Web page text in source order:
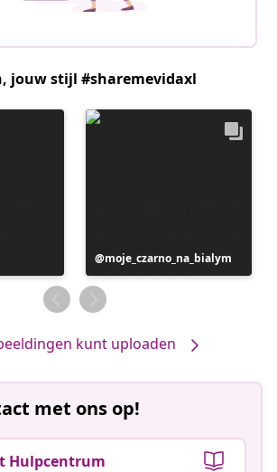
jouw stijl #sharemevidaxl
Bericht
gepubliceerd
door
moje_czarno_na_bialym
kunt uploaden
met ons op!
Hulpcentrum